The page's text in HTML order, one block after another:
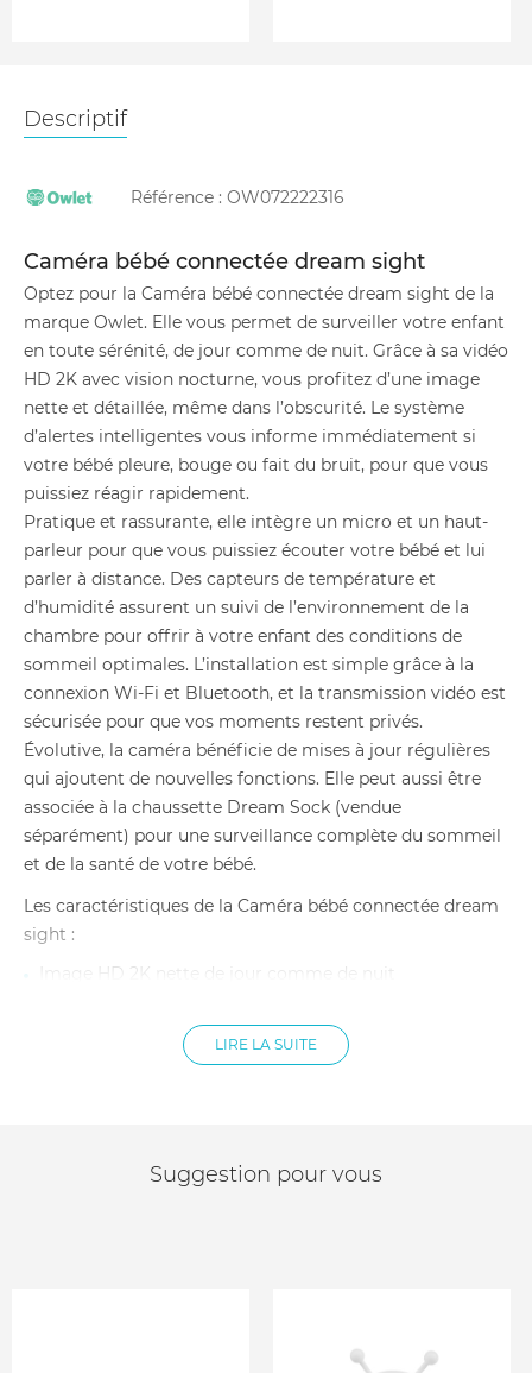
Descriptif
Référence : OW072222316
Caméra bébé connectée dream sight
Optez pour la Caméra bébé connectée dream sight de la
marque Owlet. Elle vous permet de surveiller votre enfant
en toute sérénité, de jour comme de nuit. Grâce à sa vidéo
HD 2K avec vision nocturne, vous profitez d’une image
nette et détaillée, même dans l’obscurité. Le système
d’alertes intelligentes vous informe immédiatement si
votre bébé pleure, bouge ou fait du bruit, pour que vous
puissiez réagir rapidement.
Pratique et rassurante, elle intègre un micro et un haut-
parleur pour que vous puissiez écouter votre bébé et lui
parler à distance. Des capteurs de température et
d’humidité assurent un suivi de l’environnement de la
chambre pour offrir à votre enfant des conditions de
sommeil optimales. L’installation est simple grâce à la
connexion Wi-Fi et Bluetooth, et la transmission vidéo est
sécurisée pour que vos moments restent privés.
Évolutive, la caméra bénéficie de mises à jour régulières
qui ajoutent de nouvelles fonctions. Elle peut aussi être
associée à la chaussette Dream Sock (vendue
séparément) pour une surveillance complète du sommeil
et de la santé de votre bébé.
Les caractéristiques de la Caméra bébé connectée dream
sight :
Image HD 2K nette de jour comme de nuit
Alertes intelligentes : pleurs, sons et mouvements
détectés en temps réel
Fonction audio pour écouter et rassurer bébé à distance
Connectivité : Wi-Fi 2,4 & 5 GHz + Bluetooth
Application : Owlet Dream App (iOS 14+ et Android 7+)
LIRE LA SUITE
Suggestion pour vous